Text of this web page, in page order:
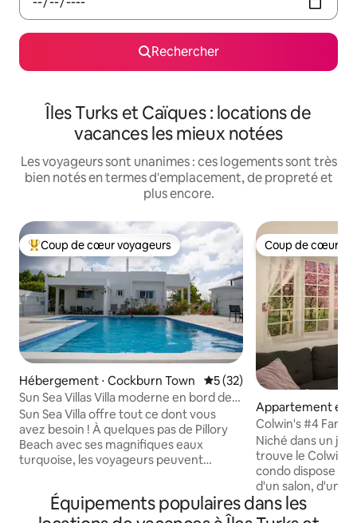
Rechercher
Îles Turks et Caïques : locations de
vacances les mieux notées
Les voyageurs sont unanimes : ces logements sont très
bien notés en termes d'emplacement, de propreté et
plus encore.
Coups de cœur voyageurs les plus appréciés
Coup de cœur voyageurs
Hébergement ⋅ Cockburn Town Évaluation moyenne sur la
5 (32)
Sun Sea Villas Villa moderne en bord de
mer avec piscine chauffée
Sun Sea Villa offre tout ce dont vous
avez besoin ! À quelques pas de Pillory
Beach avec ses magnifiques eaux
turquoise, les voyageurs peuvent
détendre dans leur propre piscine privée
chauffée par le soleil. Pour l'heure du
Coup de cœur
Coup de cœur
Appartement en
Grand Turk
Colwin's #4
couchages
Niché dans un
trouve le Colwin's
condo dispose
d'un salon, d'une
et d'une
Colwin's Place est
Équipements populaires dans les